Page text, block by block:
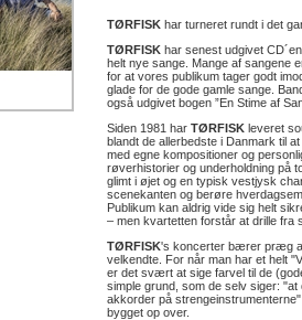
TØRFISK har turneret rundt i det
TØRFISK har senest udgivet
helt nye sange. Mange af sangene
for at vores publikum tager godt
glade for de gode gamle sange.
også udgivet bogen ”En Stime af
Siden 1981 har TØRFISK leveret
blandt de allerbedste i Danmark til
med egne kompositioner og
røverhistorier og underholdning på
glimt i øjet og en typisk vestjysk
scenekanten og berøre
Publikum kan aldrig vide sig helt
– men kvartetten forstår at drille fra
TØRFISK's koncerter bærer præg
velkendte. For når man har et helt
er det svært at sige farvel til de
simple grund, som de selv siger:
akkorder på
bygget op over.